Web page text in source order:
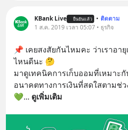
KBank Live ยืนยันแล้ว • ติดตาม
1 ส.ค. 2019 เวลา 05:07 • ธุรกิจ
📌 เคยสงสัยกันไหมคะ ว่าเราอา
ไหนดีนะ 🤔
มาดูเทคนิคการเก็บออมที่เหมาะ
อนาคตทางการเงินที่สดใสตามช่
💚... ดูเพิ่มเติม